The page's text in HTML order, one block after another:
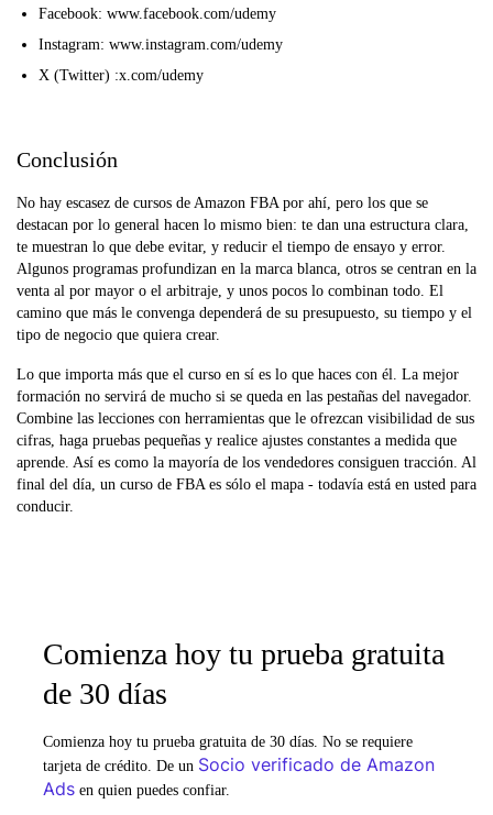
Facebook: www.facebook.com/udemy
Instagram: www.instagram.com/udemy
X (Twitter) :x.com/udemy
Conclusión
No hay escasez de cursos de Amazon FBA por ahí, pero los que se
destacan por lo general hacen lo mismo bien: te dan una estructura clara,
te muestran lo que debe evitar, y reducir el tiempo de ensayo y error.
Algunos programas profundizan en la marca blanca, otros se centran en la
venta al por mayor o el arbitraje, y unos pocos lo combinan todo. El
camino que más le convenga dependerá de su presupuesto, su tiempo y el
tipo de negocio que quiera crear.
Lo que importa más que el curso en sí es lo que haces con él. La mejor
formación no servirá de mucho si se queda en las pestañas del navegador.
Combine las lecciones con herramientas que le ofrezcan visibilidad de sus
cifras, haga pruebas pequeñas y realice ajustes constantes a medida que
aprende. Así es como la mayoría de los vendedores consiguen tracción. Al
final del día, un curso de FBA es sólo el mapa - todavía está en usted para
conducir.
Comienza hoy tu prueba gratuita
de 30 días
Comienza hoy tu prueba gratuita de 30 días. No se requiere
tarjeta de crédito. De un Socio verificado de Amazon
Ads en quien puedes confiar.